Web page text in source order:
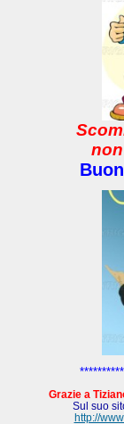
Grazie a
Sul suo
http://